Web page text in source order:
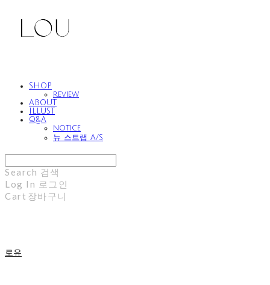
SHOP
review
ABOUT
ILLUST
Q&A
notice
뉴 스트랩 A/S
Search 검색
Log In 로그인
Cart 장바구니
로유